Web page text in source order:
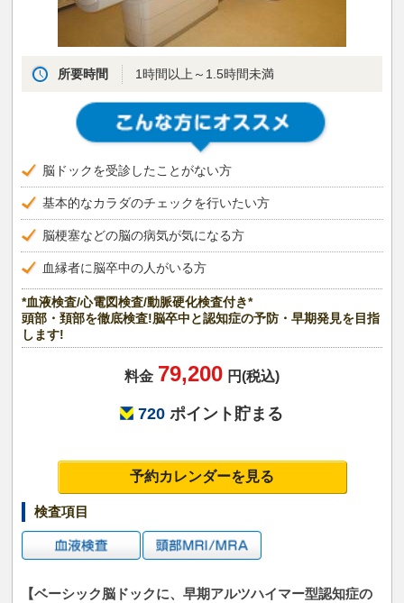
所要時間 1時間以上～1.5時間未満
脳ドックを受診したことがない方
基本的なカラダのチェックを行いたい方
脳梗塞などの脳の病気が気になる方
血縁者に脳卒中の人がいる方
*血液検査/心電図検査/動脈硬化検査付き*
頭部・頚部を徹底検査!脳卒中と認知症の予防・早期発見を目指
します!
料金 79,200 円(税込)
720ポイント貯まる
予約カレンダーを見る
検査項目
【ベーシック脳ドックに、早期アルツハイマー型認知症の